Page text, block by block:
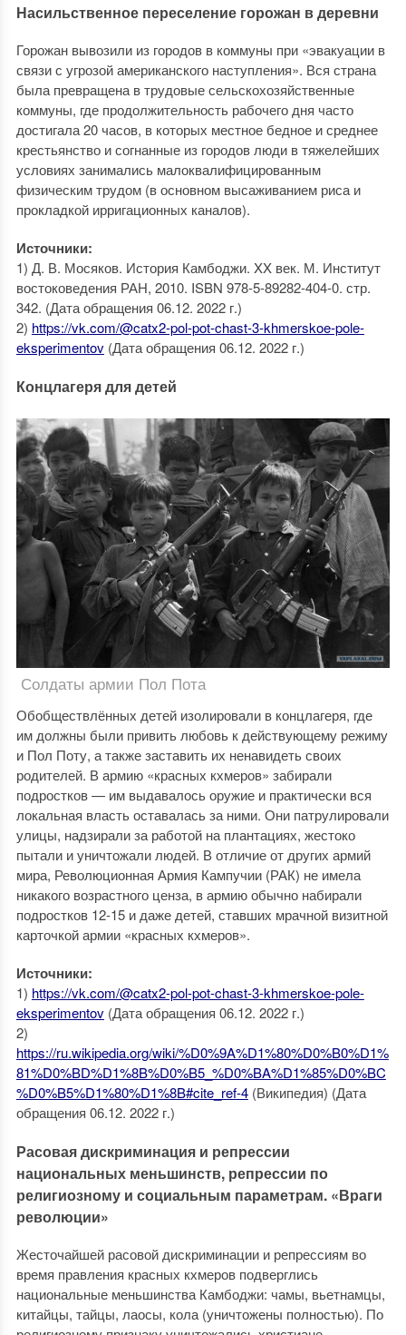
Насильственное переселение горожан в деревни
Горожан вывозили из городов в коммуны при «эвакуации в
связи с угрозой американского наступления». Вся страна
была превращена в трудовые сельскохозяйственные
коммуны, где продолжительность рабочего дня часто
достигала 20 часов, в которых местное бедное и среднее
крестьянство и согнанные из городов люди в тяжелейших
условиях занимались малоквалифицированным
физическим трудом (в основном высаживанием риса и
прокладкой ирригационных каналов).
Источники:
1) Д. В. Мосяков. История Камбоджи. XX век. М. Институт
востоковедения РАН, 2010. ISBN 978-5-89282-404-0. стр.
342. (Дата обращения 06.12. 2022 г.)
2) https://vk.com/@catx2-pol-pot-chast-3-khmerskoe-pole-
eksperimentov(Дата обращения 06.12. 2022 г.)
Концлагеря для детей
Солдаты армии Пол Пота
Обобществлённых детей изолировали в концлагеря, где
им должны были привить любовь к действующему режиму
и Пол Поту, а также заставить их ненавидеть своих
родителей. В армию «красных кхмеров» забирали
подростков — им выдавалось оружие и практически вся
локальная власть оставалась за ними. Они патрулировали
улицы, надзирали за работой на плантациях, жестоко
пытали и уничтожали людей. В отличие от других армий
мира, Революционная Армия Кампучии (РАК) не имела
никакого возрастного ценза, в армию обычно набирали
подростков 12-15 и даже детей, ставших мрачной визитной
карточкой армии «красных кхмеров».
Источники:
1) https://vk.com/@catx2-pol-pot-chast-3-khmerskoe-pole-
eksperimentov(Дата обращения 06.12. 2022 г.)
2)
https://ru.wikipedia.org/wiki/%D0%9A%D1%80%D0%B0%D1%
81%D0%BD%D1%8B%D0%B5_%D0%BA%D1%85%D0%BC
%D0%B5%D1%80%D1%8B#cite_ref-4(Википедия) (Дата
обращения 06.12. 2022 г.)
Расовая дискриминация и репрессии
национальных меньшинств, репрессии по
религиозному и социальным параметрам. «Враги
революции»
Жесточайшей расовой дискриминации и репрессиям во
время правления красных кхмеров подверглись
национальные меньшинства Камбоджи: чамы, вьетнамцы,
китайцы, тайцы, лаосы, кола (уничтожены полностью). По